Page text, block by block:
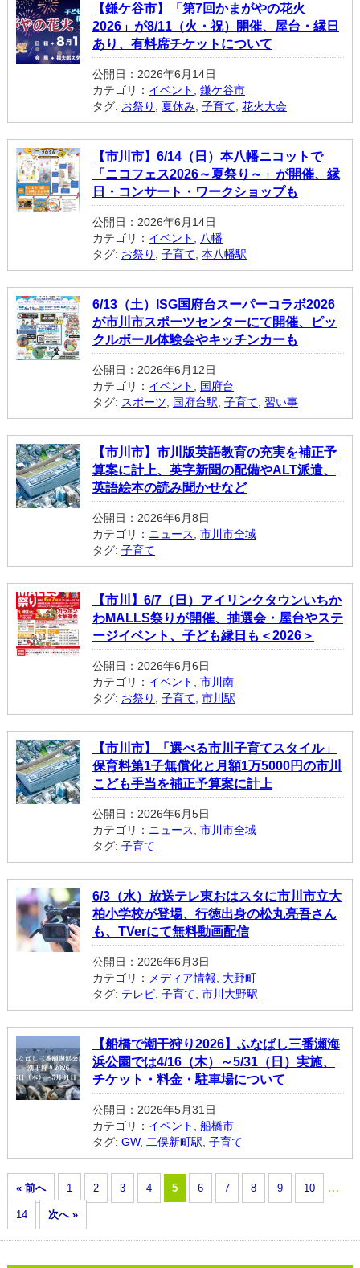
【鎌ケ谷市】「第7回かまがやの花火
2026」が8/11（火・祝）開催、屋台・縁日
あり、有料席チケットについて
公開日：2026年6月14日
カテゴリ： イベント
鎌ケ谷市
タグ: お祭り 夏休み, 子育て 花火大会
【市川市】6/14（日）本八幡ニコットで
「ニコフェス2026～夏祭り～」が開催、縁
日・コンサート・ワークショップも
公開日：2026年6月14日
カテゴリ： イベント
八幡
タグ: お祭り 子育て 本八幡駅
6/13（土）ISG国府台スーパーコラボ2026
が市川市スポーツセンターにて開催、ピッ
クルボール体験会やキッチンカーも
公開日：2026年6月12日
カテゴリ： イベント
国府台
タグ: スポーツ 国府台駅 子育て 習い事
【市川市】市川版英語教育の充実を補正予
算案に計上、英字新聞の配備やALT派遣、
英語絵本の読み聞かせなど
公開日：2026年6月8日
カテゴリ： ニュース
市川市全域
タグ: 子育て
【市川】6/7（日）アイリンクタウンいちか
わMALLS祭りが開催、抽選会・屋台やステ
ージイベント、子ども縁日も＜2026＞
公開日：2026年6月6日
カテゴリ： イベント
市川南
タグ: お祭り 子育て 市川駅
【市川市】「選べる市川子育てスタイル」
保育料第1子無償化と月額1万5000円の市川
こども手当を補正予算案に計上
公開日：2026年6月5日
カテゴリ： ニュース
市川市全域
タグ: 子育て
6/3（水）放送テレ東おはスタに市川市立大
柏小学校が登場、行徳出身の松丸亮吾さん
も、TVerにて無料動画配信
公開日：2026年6月3日
カテゴリ：
メディア情報
大野町
タグ: テレビ, 子育て 市川大野駅
【船橋で潮干狩り2026】ふなばし三番瀬海
浜公園では4/16（木）～5/31（日）実施、
チケット・料金・駐車場について
公開日：2026年5月31日
カテゴリ： イベント
船橋市
タグ: GW, 二俣新町駅 子育て
« 前へ 1 2 3 4 5 6 7 8 9 10 …
14 次へ »